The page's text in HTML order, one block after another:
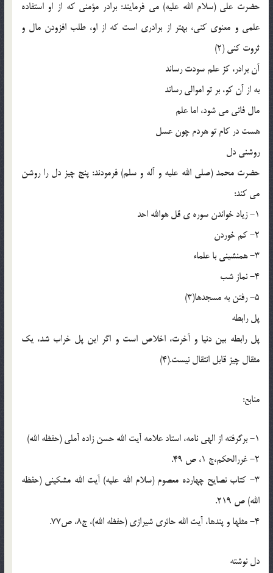
حضرت علی (سلام الله علیه) می فرمایند: برادر مؤمنی که از او استفاده
علمی و معنوی کنی، بهتر از برادری است که از او، طلب افزودن مال و
ثروت کنی (2)
آن برادر، کز علم سودت رساند
به از آن کو، بر تو اموالی رساند
مال فانی می شود، اما علم
هست در کام تو هردم چون عسل
روشنی دل
حضرت محمد (صلی الله علیه و آله و سلم) فرمودند: پنج چیز دل را روشن
می کند:
1- زیاد خواندن سوره ی قل هوالله احد
2- کم خوردن
3- همنشینی با علماء
4- نماز شب
5- رفتن به مسجدها(3)
پل رابطه
پل رابطه بین دنیا و آخرت، اخلاص است و اگر این پل خراب شد، یک
مثقال چیز قابل انتقال نیست.(4)
منابع:
1- برگرفته از الهی نامه، استاد علامه آیت الله حسن زاده آملی (حفظه الله)
2- غررالحکم،ج 1، ص 49.
3- کتاب نصایح چهارده معصوم (سلام الله علیه) آیت الله مشکینی (حفظه
الله) ص 219.
4- مثلها و پندها، آیت الله حائری شیرازی (حفظه الله)، ج8، ص77.
دل نوشته